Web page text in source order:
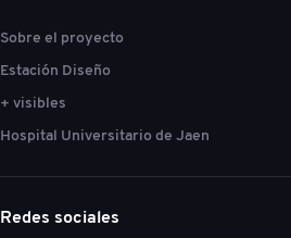
Sobre el proyecto
Estación Diseño
+ visibles
Hospital Universitario de Jaen
Redes sociales